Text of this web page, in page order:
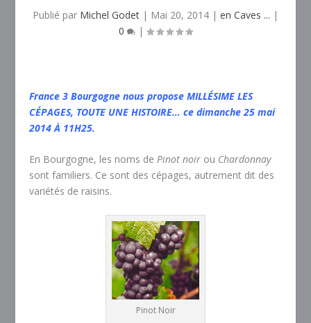
Publié par Michel Godet | Mai 20, 2014 | en Caves ... |
0
|
France 3 Bourgogne nous propose MILLÉSIME LES
CÉPAGES, TOUTE UNE HISTOIRE… ce dimanche 25 mai
2014 À 11H25.
En Bourgogne, les noms dePinot noir ou Chardonnay
sont familiers. Ce sont des cépages, autrement dit des
variétés de raisins.
Pinot Noir